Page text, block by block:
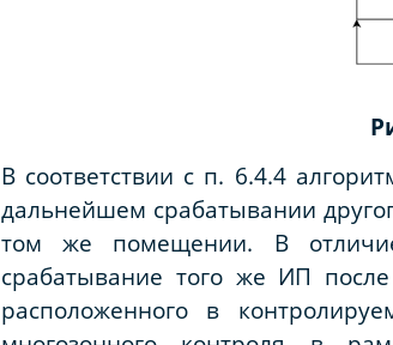
В соответствии с п. 6.4.4
дальнейшем срабатывании
том же помещении. В
срабатывание того же ИП
расположенного в